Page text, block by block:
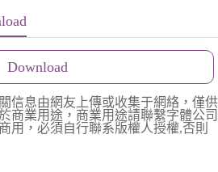
Download
信息由網友上傳或收集于網絡，僅供
商業用途，商業用途請聯繫字體公司
用，必須自行聯系版權人授權,否則